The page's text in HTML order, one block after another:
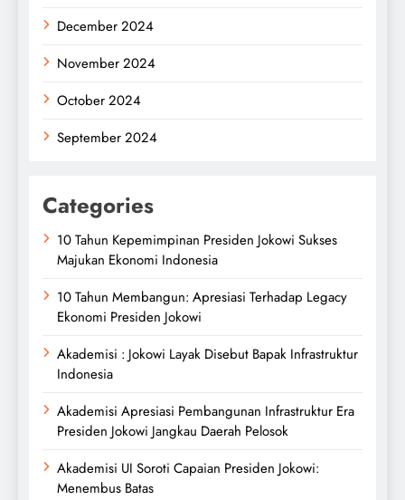
December 2024
November 2024
October 2024
September 2024
Categories
10 Tahun Kepemimpinan Presiden Jokowi Sukses
Majukan Ekonomi Indonesia
10 Tahun Membangun: Apresiasi Terhadap Legacy
Ekonomi Presiden Jokowi
Akademisi : Jokowi Layak Disebut Bapak Infrastruktur
Indonesia
Akademisi Apresiasi Pembangunan Infrastruktur Era
Presiden Jokowi Jangkau Daerah Pelosok
Akademisi UI Soroti Capaian Presiden Jokowi:
Menembus Batas